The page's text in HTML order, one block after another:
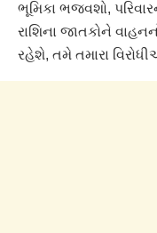
ભૂમિકા ભજવશો,
રાશિના જાતકોને
રહેશે, તમે તમારા